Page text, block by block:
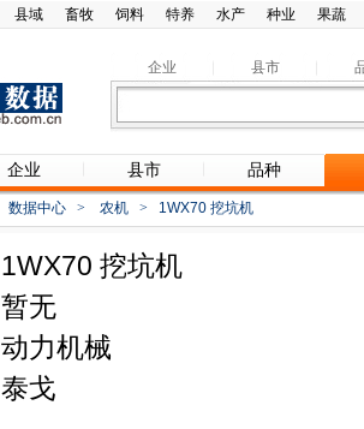
县域 畜牧 饲料 特养 水产 种业 果蔬
企业 县市
企业 县市 品种
数据中心 > 农机 > 1WX70 挖坑机
1WX70 挖坑机
暂无
动力机械
泰戈